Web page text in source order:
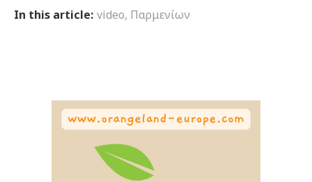
In this article: video, Παρμενίων